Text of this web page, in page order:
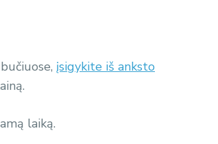
įsigykite iš anksto
laiką.